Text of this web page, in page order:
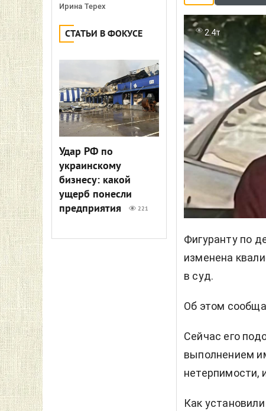
Ирина Терех
СТАТЬИ В ФОКУСЕ
Удар РФ по
украинскому
бизнесу: какой
ущерб понесли
предприятия
221
2.4т
Фигуранту по
изменена
в суд.
Об этом
Сейчас его
выполнением
нетерпимости,
Как